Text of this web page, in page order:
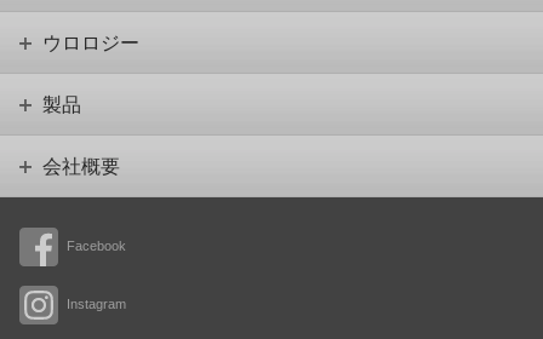
Facebook
Instagram
ウロロジー
製品
会社概要